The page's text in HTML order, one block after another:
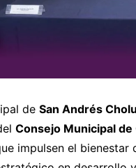
de San Andrés
Consejo Municipal de
impulsen el